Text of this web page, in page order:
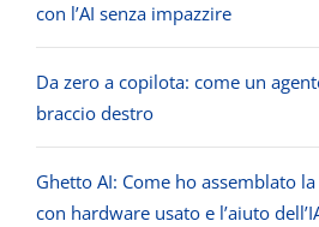
con l’AI senza impazzire
Da zero a copilota: come un
braccio destro
Ghetto AI: Come ho assemblato
con hardware usato e l’aiuto